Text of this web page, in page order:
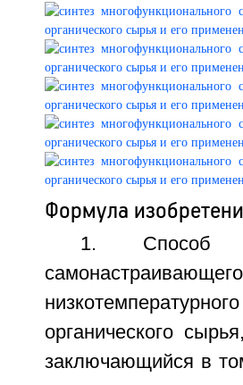
Формула
1. Способ
органического
заключающийся в